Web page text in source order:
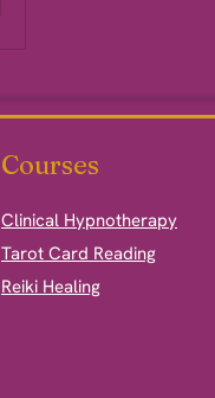
Courses
Clinical Hypnotherapy
Tarot Card Reading
Reiki Healing